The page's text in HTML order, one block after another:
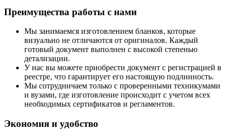
Преимущества работы с нами
Мы занимаемся изготовлением бланков, которые
визуально не отличаются от оригиналов. Каждый
готовый документ выполнен с высокой степенью
детализации.
У нас вы можете приобрести документ с регистрацией в
реестре, что гарантирует его настоящую подлинность.
Мы сотрудничаем только с проверенными техникумами
и вузами, где изготовление происходит с учетом всех
необходимых сертификатов и регламентов.
Экономия и удобство